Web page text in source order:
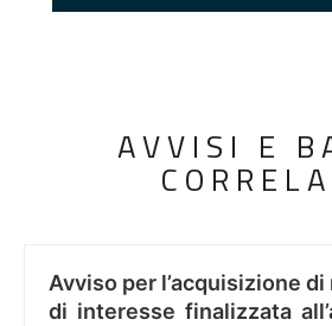
AVVISI E
Avviso per l’acquisizione
di interesse finalizzata